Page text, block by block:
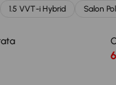
1.5 VVT-i Hybrid Salon